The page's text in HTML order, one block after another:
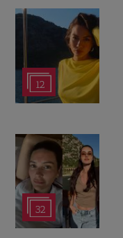
12
32